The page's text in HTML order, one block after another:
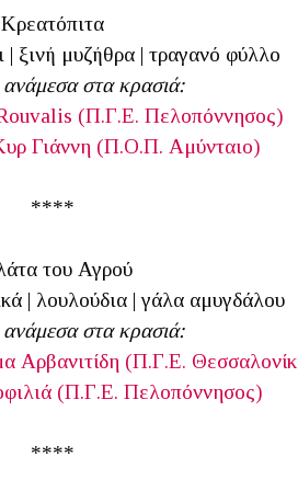
Κρεατόπιτα
| ξινή μυζήθρα | τραγανό φύλλο
ανάμεσα στα κρασιά:
(Π.Γ.Ε. Πελοπόννησος)
Γιάννη (Π.Ο.Π. Αμύνταιο)
****
του Αγρού
| λουλούδια | γάλα αμυγδάλου
ανάμεσα στα κρασιά:
Αρβανιτίδη (Π.Γ.Ε.
(Π.Γ.Ε. Πελοπόννησος)
****